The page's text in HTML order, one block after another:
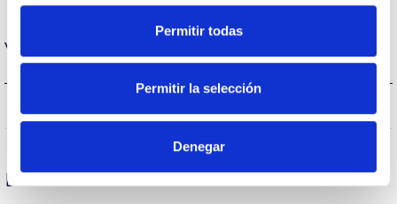
Permitir todas
Permitir la selección
Denegar
Vie
État de fonctionnement